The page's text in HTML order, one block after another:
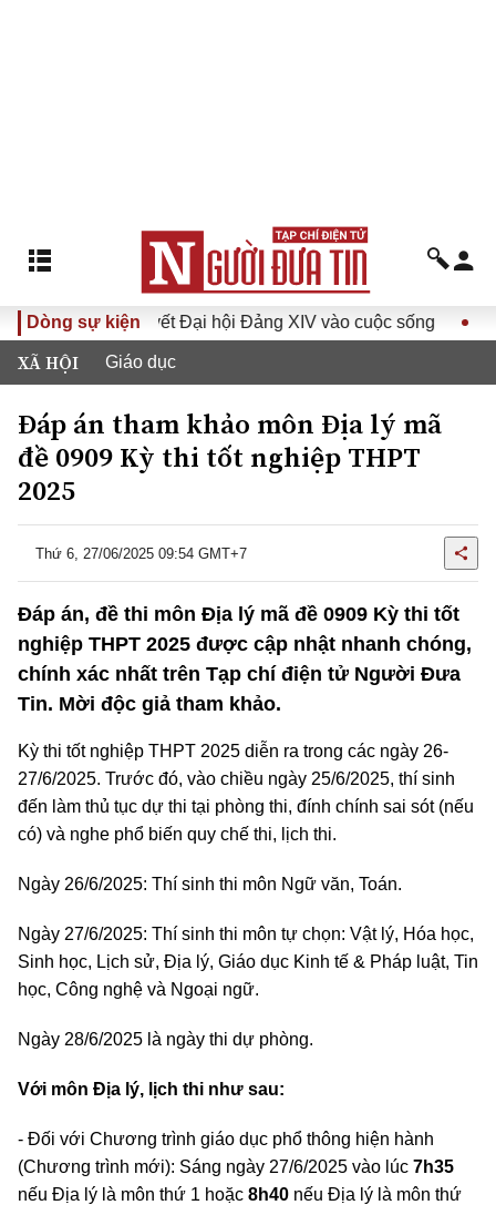
Dòng sự kiện
quyết Đại hội Đảng XIV vào cuộc sống Hướng tới
XÃ HỘI Giáo dục
Đáp án tham khảo môn Địa lý mã
đề 0909 Kỳ thi tốt nghiệp THPT
2025
Thứ 6, 27/06/2025 09:54 GMT+7
Đáp án, đề thi môn Địa lý mã đề 0909 Kỳ thi tốt
nghiệp THPT 2025 được cập nhật nhanh chóng,
chính xác nhất trên Tạp chí điện tử Người Đưa
Tin. Mời độc giả tham khảo.
Kỳ thi tốt nghiệp THPT 2025 diễn ra trong các ngày 26-
27/6/2025. Trước đó, vào chiều ngày 25/6/2025, thí sinh
đến làm thủ tục dự thi tại phòng thi, đính chính sai sót (nếu
có) và nghe phổ biến quy chế thi, lịch thi.
Ngày 26/6/2025: Thí sinh thi môn Ngữ văn, Toán.
Ngày 27/6/2025: Thí sinh thi môn tự chọn: Vật lý, Hóa học,
Sinh học, Lịch sử, Địa lý, Giáo dục Kinh tế & Pháp luật, Tin
học, Công nghệ và Ngoại ngữ.
Ngày 28/6/2025 là ngày thi dự phòng.
Với môn Địa lý, lịch thi như sau:
- Đối với Chương trình giáo dục phổ thông hiện hành
(Chương trình mới): Sáng ngày 27/6/2025 vào lúc 7h35
nếu Địa lý là môn thứ 1 hoặc 8h40 nếu Địa lý là môn thứ